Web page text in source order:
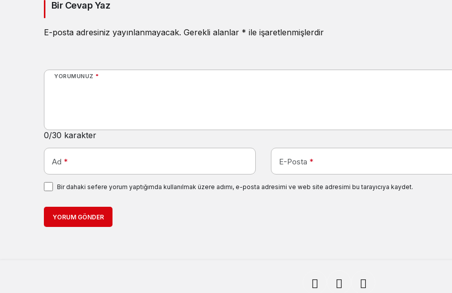
Bir Cevap Yaz
E-posta adresiniz yayınlanmayacak. Gerekli alanlar * ile işaretlenmişlerdir
YORUMUNUZ *
0/30 karakter
Ad * E-Posta *
Bir dahaki sefere yorum yaptığımda kullanılmak üzere adımı, e-posta adresimi ve web site adresimi bu tarayıcıya kaydet.
YORUM GÖNDER